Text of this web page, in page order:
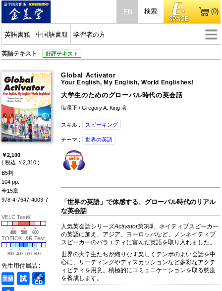
EN
英語書籍 中国語書籍 学習者の方
検索 (0)
英語テキスト 好評テキスト
￥2,100
( 税込 ￥2,310 )
B5判
104 pp.
全15章
978-4-7647-4003-7
VELC Test®
400 500 600
TOEIC®L&R Test
300 400 500 600
先生用付属品 :
Global Activator
Your English, My English, World Englishes!
大学生のためのグローバル時代の英会話
塩澤正 / Gregory A. King 著
スキル : スピーキング
テーマ : 世界の英語
「世界の英語」で体感する、グローバル時代のリアル
な英会話
人気英会話シリーズActivator第3弾。ネイティブスピーカー
の英語に加え、アジア、ヨーロッパなど、ノンネイティブ
スピーカーのバラエティに富んだ英語を取り入れました。
世界の大学生たちが織りなす楽しくテンポのよい会話を中
心に、リーディングやディスカッションなど多彩なアクテ
ィビティを用意。積極的にコミュニケーションを取る態度
を養成します。